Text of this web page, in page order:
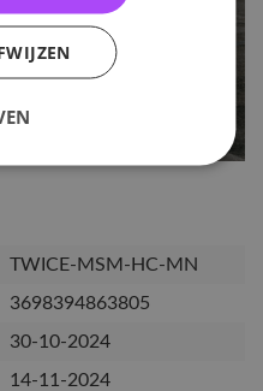
TWICE-MSM-HC-MN
3698394863805
30-10-2024
14-11-2024